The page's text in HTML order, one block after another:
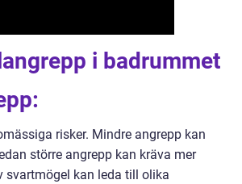
i badrummet
risker. Mindre angrepp kan
större angrepp kan kräva mer
svartmögel kan leda till olika